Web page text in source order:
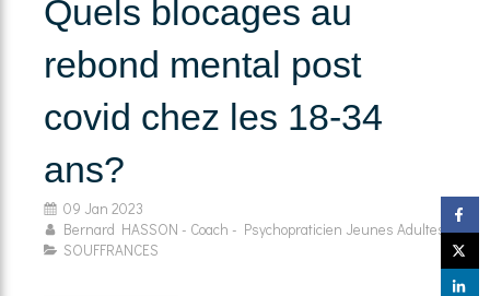
Quels blocages au
rebond mental post
covid chez les 18-34
ans?
09 Jan 2023
Bernard HASSON - Coach - Psychopraticien Jeunes Adultes
SOUFFRANCES